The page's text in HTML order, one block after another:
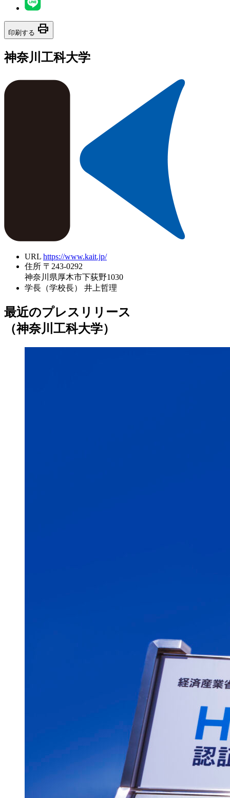
印刷する print
神奈川工科大学
URL https://www.kait.jp/
住所 〒243-0292
神奈川県厚木市下荻野1030
学長（学校長）
井上哲理
最近のプレスリリース
（神奈川工科大学）